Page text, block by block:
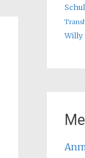
Willy